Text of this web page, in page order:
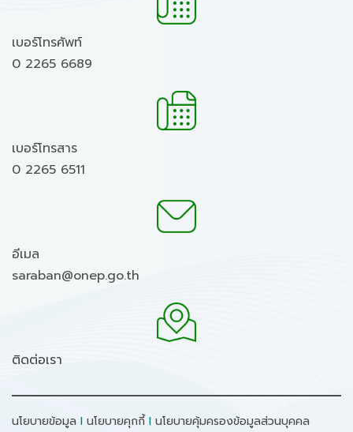
เบอร์โทรศัพท์
0 2265 6689
เบอร์โทรสาร
0 2265 6511
อีเมล
saraban@onep.go.th
ติดต่อเรา
นโยบายข้อมูล I นโยบายคุกกี้I นโยบายคุ้มครองข้อมูลส่วนบุคคล